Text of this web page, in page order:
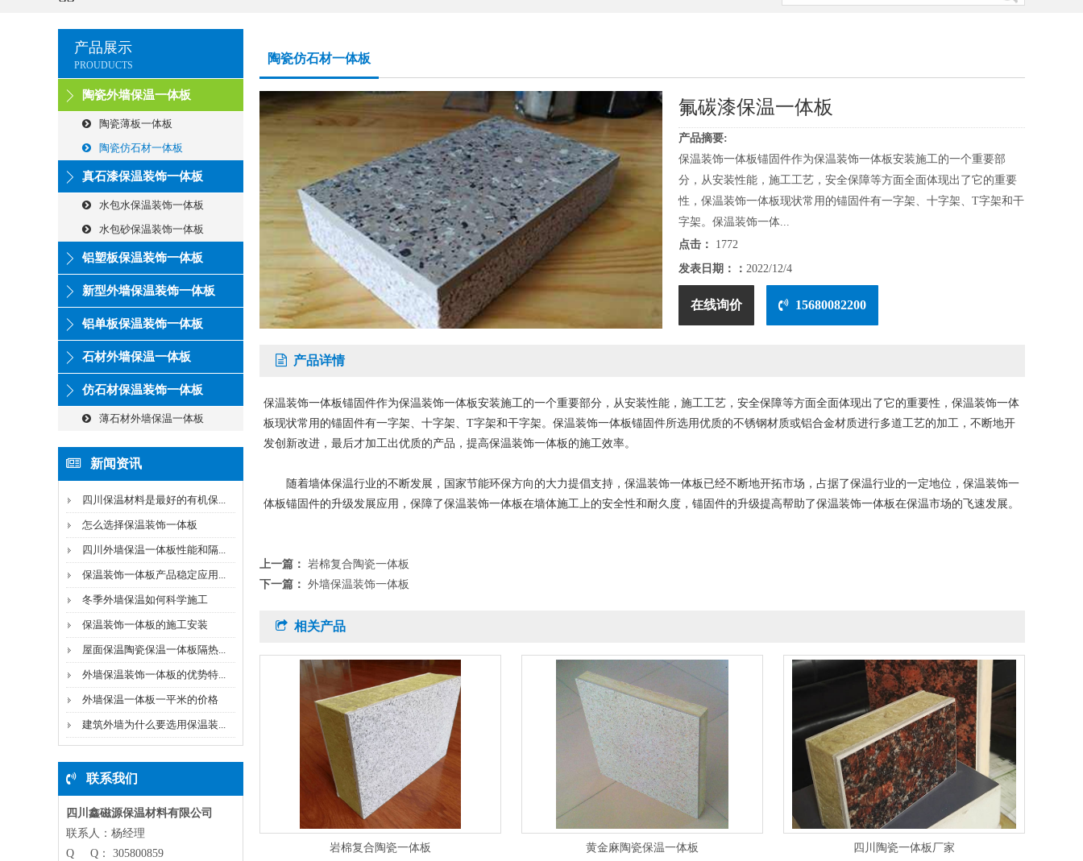
产品展示
PROUDUCTS
陶瓷外墙保温一体板
陶瓷薄板一体板
陶瓷仿石材一体板
真石漆保温装饰一体板
水包水保温装饰一体板
水包砂保温装饰一体板
铝塑板保温装饰一体板
新型外墙保温装饰一体板
铝单板保温装饰一体板
石材外墙保温一体板
仿石材保温装饰一体板
薄石材外墙保温一体板
新闻资讯
四川保温材料是最好的有机保...
怎么选择保温装饰一体板
四川外墙保温一体板性能和隔...
保温装饰一体板产品稳定应用...
冬季外墙保温如何科学施工
保温装饰一体板的施工安装
屋面保温陶瓷保温一体板隔热...
外墙保温装饰一体板的优势特...
外墙保温一体板一平米的价格
建筑外墙为什么要选用保温装...
联系我们
四川鑫磁源保温材料有限公司
联系人：杨经理
Q Q： 305800859
陶瓷仿石材一体板
氟碳漆保温一体板
产品摘要:
保温装饰一体板锚固件作为保温装饰一体板安装施工的一个重要部
分，从安装性能，施工工艺，安全保障等方面全面体现出了它的重要
性，保温装饰一体板现状常用的锚固件有一字架、十字架、T字架和干
字架。保温装饰一体...
点击：
1772
发表日期：： 2022/12/4
在线询价 15680082200
产品详情
保温装饰一体板锚固件作为保温装饰一体板安装施工的一个重要部分，从安装性能，施工工艺，安全保障等方面全面体现出了它的重要性，保温装饰一体
板现状常用的锚固件有一字架、十字架、T字架和干字架。保温装饰一体板锚固件所选用优质的不锈钢材质或铝合金材质进行多道工艺的加工，不断地开
发创新改进，最后才加工出优质的产品，提高保温装饰一体板的施工效率。
随着墙体保温行业的不断发展，国家节能环保方向的大力提倡支持，保温装饰一体板已经不断地开拓市场，占据了保温行业的一定地位，保温装饰一
体板锚固件的升级发展应用，保障了保温装饰一体板在墙体施工上的安全性和耐久度，锚固件的升级提高帮助了保温装饰一体板在保温市场的飞速发展。
上一篇： 岩棉复合陶瓷一体板
下一篇： 外墙保温装饰一体板
相关产品
岩棉复合陶瓷一体板 黄金麻陶瓷保温一体板 四川陶瓷一体板厂家